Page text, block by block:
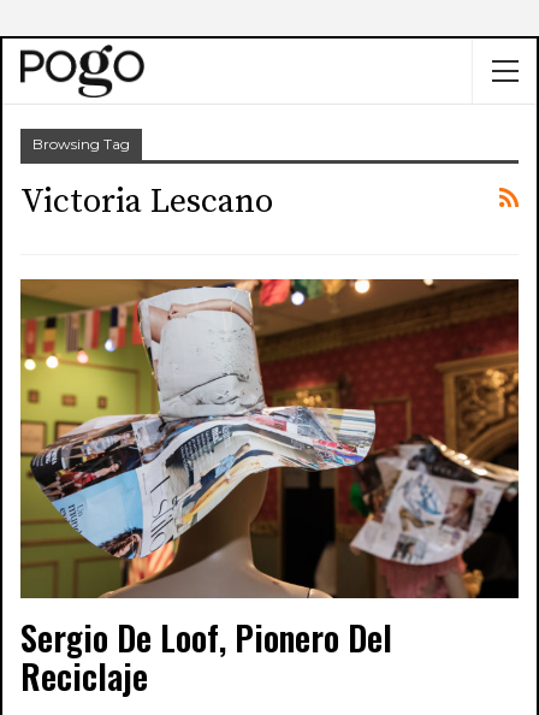
Browsing Tag
Victoria Lescano
Sergio De Loof, Pionero Del
Reciclaje